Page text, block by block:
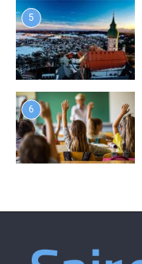
5
6